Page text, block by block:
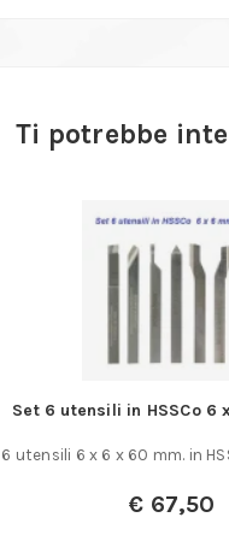
Ti potrebbe
Set 6 utensili in HSSCo 6
6 utensili 6 x 6 x 60 mm. in
€ 67,50